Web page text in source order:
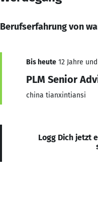
Berufserfahrung von
Bis heute 12 Jahre
PLM Senior
china tianxintiansi
Logg Dich jetzt